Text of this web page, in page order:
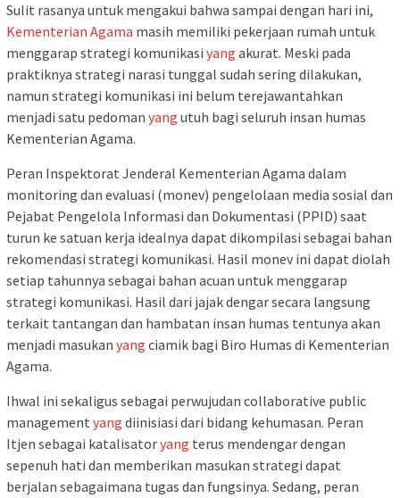
Sulit rasanya untuk mengakui bahwa sampai dengan hari ini,
Kementerian Agama masih memiliki pekerjaan rumah untuk
menggarap strategi komunikasi yang akurat. Meski pada
praktiknya strategi narasi tunggal sudah sering dilakukan,
namun strategi komunikasi ini belum terejawantahkan
menjadi satu pedoman yang utuh bagi seluruh insan humas
Kementerian Agama.
Peran Inspektorat Jenderal Kementerian Agama dalam
monitoring dan evaluasi (monev) pengelolaan media sosial dan
Pejabat Pengelola Informasi dan Dokumentasi (PPID) saat
turun ke satuan kerja idealnya dapat dikompilasi sebagai bahan
rekomendasi strategi komunikasi. Hasil monev ini dapat diolah
setiap tahunnya sebagai bahan acuan untuk menggarap
strategi komunikasi. Hasil dari jajak dengar secara langsung
terkait tantangan dan hambatan insan humas tentunya akan
menjadi masukan yang ciamik bagi Biro Humas di Kementerian
Agama.
Ihwal ini sekaligus sebagai perwujudan collaborative public
management yang diinisiasi dari bidang kehumasan. Peran
Itjen sebagai katalisatoryang terus mendengar dengan
sepenuh hati dan memberikan masukan strategi dapat
berjalan sebagaimana tugas dan fungsinya. Sedang, peran